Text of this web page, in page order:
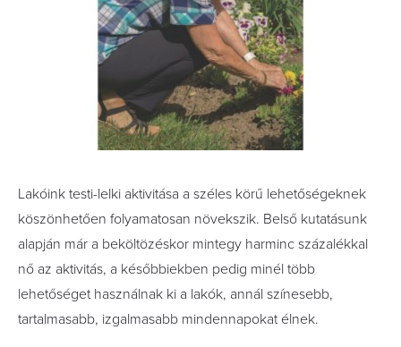
Lakóink testi-lelki aktivitása a széles körű lehetőségeknek
köszönhetően folyamatosan növekszik. Belső kutatásunk
alapján már a beköltözéskor mintegy harminc százalékkal
nő az aktivitás, a későbbiekben pedig minél több
lehetőséget használnak ki a lakók, annál színesebb,
tartalmasabb, izgalmasabb mindennapokat élnek.